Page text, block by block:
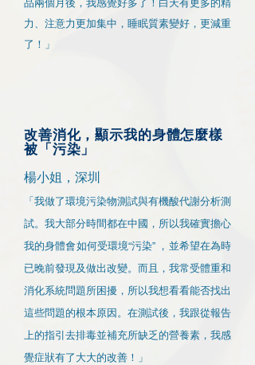
品兩個月後，我感覺好多了！白天有更多的精
力、注意力更加集中，睡眠質素變好，更減重
了！」
改善消化，顯示我的身體怎麼樣
被「污染」
楊小姐，深圳
「我做了環境污染物測試與有機酸代謝分析測
試。我大部分時間都在中國，所以我確實擔心
我的身體會如何受環境“污染” ，並希望在為時
已晚前發現及做出改變。而且，我常受體重和
消化系統問題所困擾，所以我想看看能否找出
這些問題的根本原因。在測試後，我跟從報告
上的指引去排毒並補充所缺乏的營養素，我感
覺症狀有了大大的改善！」